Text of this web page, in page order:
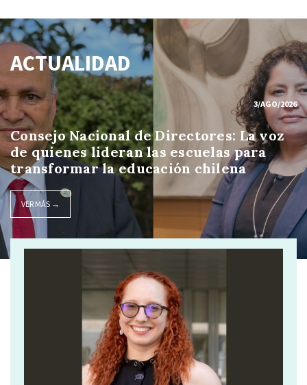
ACTUALIDAD
3/AGO/2026
Consejo Nacional de Directores: La voz
de quienes lideran las escuelas para
transformar la educación chilena
VER MÁS →